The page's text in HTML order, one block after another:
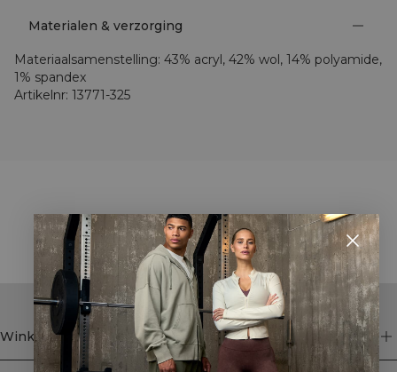
Materialen & verzorging
Materiaalsamenstelling: 43% acryl, 42% wol, 14% polyamide,
1% spandex
Artikelnr: 13771-325
STYLE WITH
Winkel